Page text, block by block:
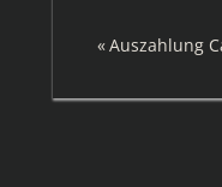
Vorheriger
Auszahlung